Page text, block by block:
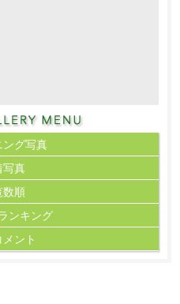
ング写真
写真
数順
ンキング
ント